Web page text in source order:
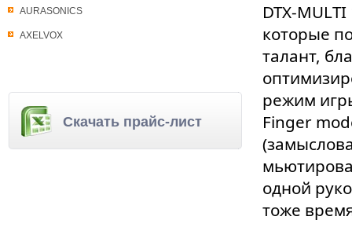
AURASONICS
AXELVOX
Скачать прайс-лист
DTX-
которые
талант,
режим
Finger
одной
тоже